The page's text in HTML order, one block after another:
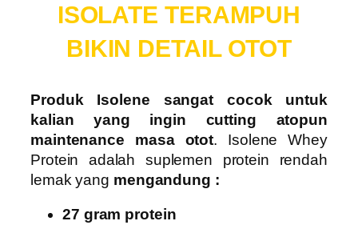
ISOLATE TERAMPUH
BIKIN DETAIL OTOT
Produk Isolene sangat cocok untuk
kalian yang ingin cutting atopun
maintenance masa otot. Isolene Whey
Protein adalah suplemen protein rendah
lemak yang mengandung :
27 gram protein